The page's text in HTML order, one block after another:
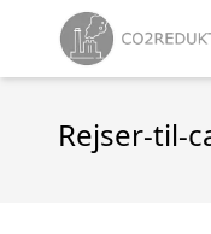
Rejser-til-